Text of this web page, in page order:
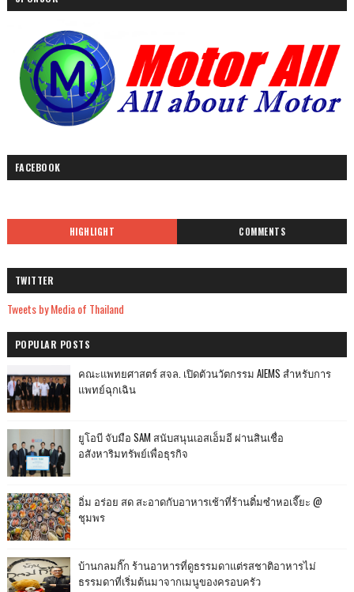
FACEBOOK
HIGHLIGHT COMMENTS
TWITTER
Tweets by Media of Thailand
POPULAR POSTS
คณะแพทยศาสตร์ สจล. เปิดตัวนวัตกรรม AIEMS สำหรับการ
แพทย์ฉุกเฉิน
ยูโอบี จับมือ SAM สนับสนุนเอสเอ็มอี ผ่านสินเชื่อ
อสังหาริมทรัพย์เพื่อธุรกิจ
อิ่ม อร่อย สด สะอาดกับอาหารเช้าที่ร้านติ๋มซำหอเจี๊ยะ @
ชุมพร
บ้านกลมกิ๊ก ร้านอาหารที่ดูธรรมดาแต่รสชาติอาหารไม่
ธรรมดาที่เริ่มต้นมาจากเมนูของครอบครัว